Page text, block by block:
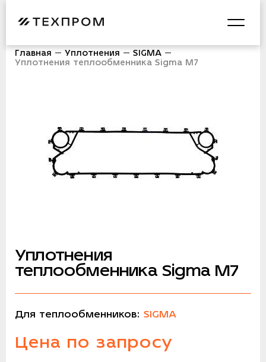
Главная Уплотнения
SIGMA
Уплотнения теплообменника Sigma M7
Уплотнения
теплообменника Sigma M7
Для теплообменников: SIGMA
Цена по запросу